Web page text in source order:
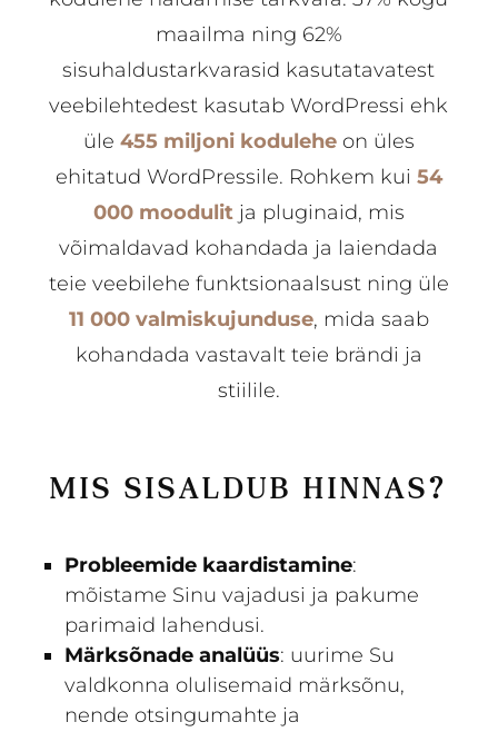
maailma ning 62%
sisuhaldustarkvarasid kasutatavatest
veebilehtedest kasutab WordPressi ehk
üle 455 miljoni koduleheon üles
ehitatud WordPressile. Rohkem kui 54
000 moodulitja pluginaid, mis
võimaldavad kohandada ja laiendada
teie veebilehe funktsionaalsust ning üle
11 000 valmiskujunduse, mida saab
kohandada vastavalt teie brändi ja
stiilile.
MIS SISALDUB HINNAS?
Probleemide kaardistamine:
mõistame Sinu vajadusi ja pakume
parimaid lahendusi.
Märksõnade analüüs: uurime Su
valdkonna olulisemaid märksõnu,
nende otsingumahte ja